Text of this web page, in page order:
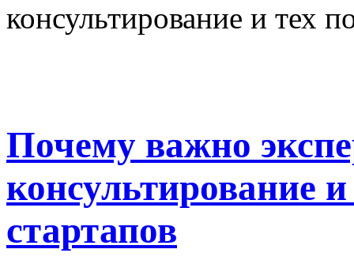
консультирование и тех
Почему важно
консультирование
стартапов